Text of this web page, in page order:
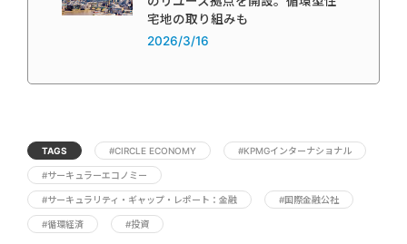
宅地の取り組みも
2026/3/16
TAGS #CIRCLE ECONOMY #KPMGインターナショナル
#サーキュラーエコノミー
#サーキュラリティ・ギャップ・レポート：金融 #国際金融公社
#循環経済 #投資